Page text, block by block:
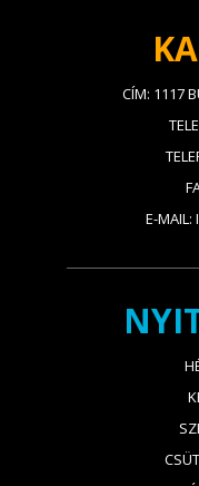
CÍM: 1117
E-MAIL: